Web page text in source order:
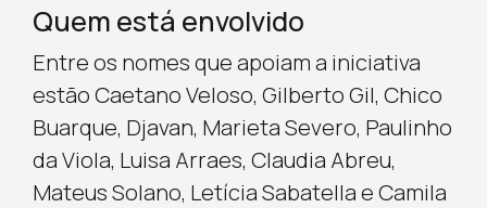
Quem está envolvido
Entre os nomes que apoiam a iniciativa
estão Caetano Veloso, Gilberto Gil, Chico
Buarque, Djavan, Marieta Severo, Paulinho
da Viola, Luisa Arraes, Claudia Abreu,
Mateus Solano, Letícia Sabatella e Camila